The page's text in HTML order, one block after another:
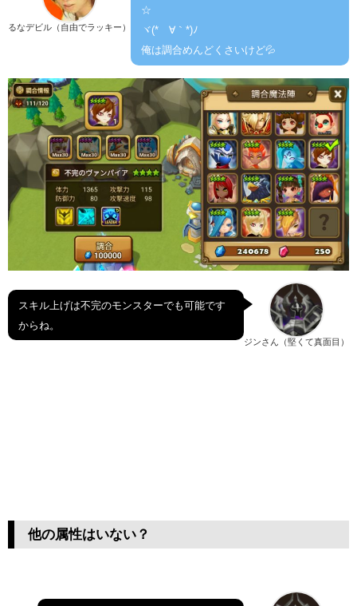
るなデビル（自由でラッキー）
☆
ヾ(*´∀｀*)ﾉ
俺は調合めんどくさいけど💦
ジンさん（堅くて真面目）
スキル上げは不完のモンスターでも可能です
からね。
他の属性はいない？